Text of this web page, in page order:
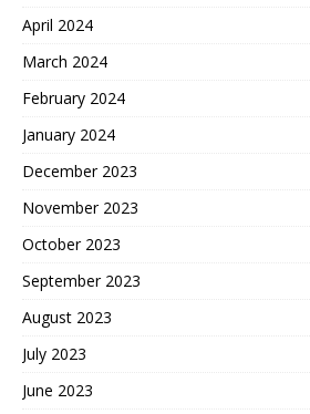
April 2024
March 2024
February 2024
January 2024
December 2023
November 2023
October 2023
September 2023
August 2023
July 2023
June 2023